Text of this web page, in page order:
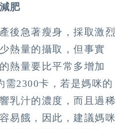
肥
後急著瘦身，採取激烈
熱量的攝取，但事實
熱量要比平常多增加
需2300卡，若是媽咪的
乳汁的濃度，而且過稀
易餓，因此，建議媽咪